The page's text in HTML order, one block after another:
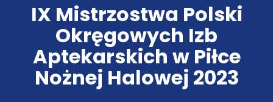
IX Mistrzostwa Polski
Okręgowych Izb
Aptekarskich w Piłce
Nożnej Halowej 2023